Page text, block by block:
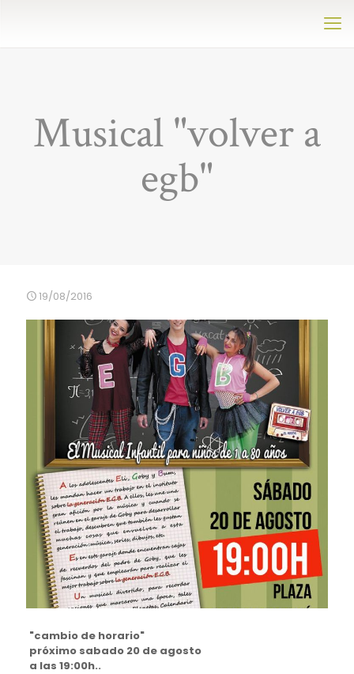
Musical "volver a
egb"
19/08/2016
"cambio de horario"
próximo sabado 20 de agosto
a las 19:00h..